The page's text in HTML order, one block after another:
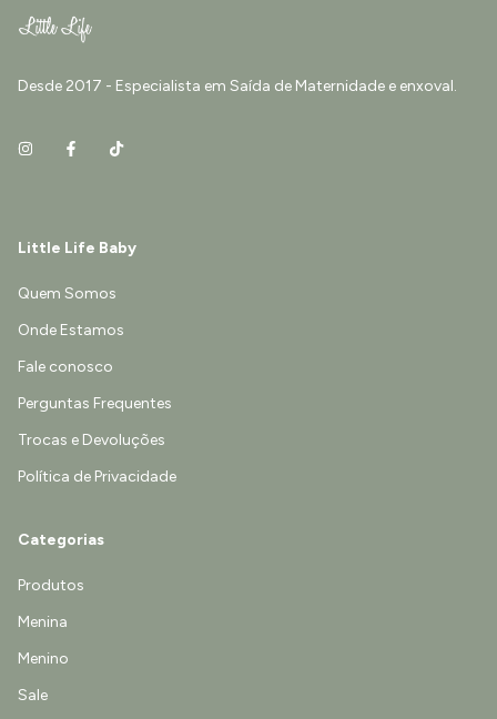
Desde 2017 - Especialista em Saída de Maternidade e enxoval.
Little Life Baby
Quem Somos
Onde Estamos
Fale conosco
Perguntas Frequentes
Trocas e Devoluções
Política de Privacidade
Categorias
Produtos
Menina
Menino
Sale